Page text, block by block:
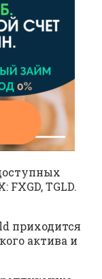
FXGD, TGLD.
приходится
актива и